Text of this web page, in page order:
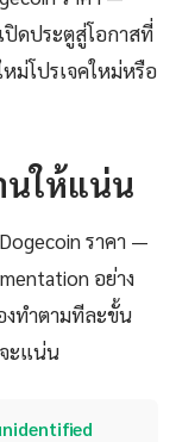
ดประตูสู่โอกาสที่
ม่โปรเจคใหม่หรือ
ให้แน่น
ราคา —
อย่าง
งทำตามทีละขั้น
ะแน่น